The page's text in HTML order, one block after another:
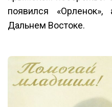
появился
Дальнем Востоке.